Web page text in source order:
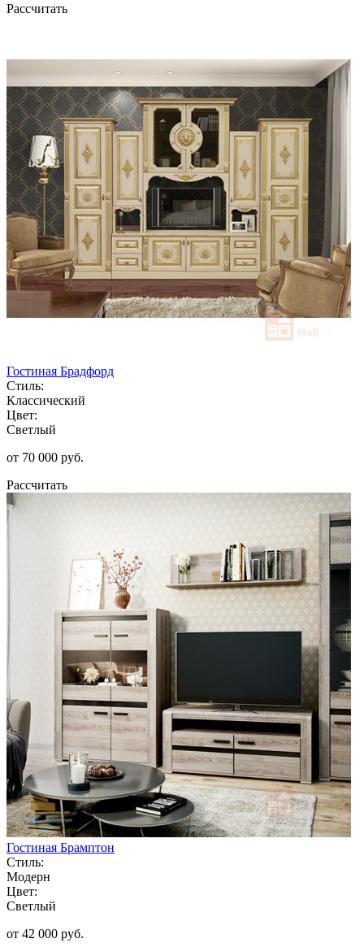
Рассчитать
Гостиная Брадфорд
Стиль:
Классический
Цвет:
Светлый
от 70 000 руб.
Рассчитать
Гостиная Брамптон
Стиль:
Модерн
Цвет:
Светлый
от 42 000 руб.